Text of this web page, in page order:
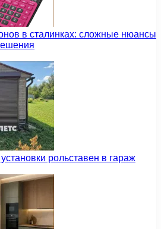
в сталинках: сложные нюансы
рольставен в гараж